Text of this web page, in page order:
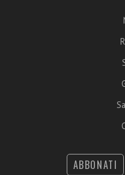
ABBONATI